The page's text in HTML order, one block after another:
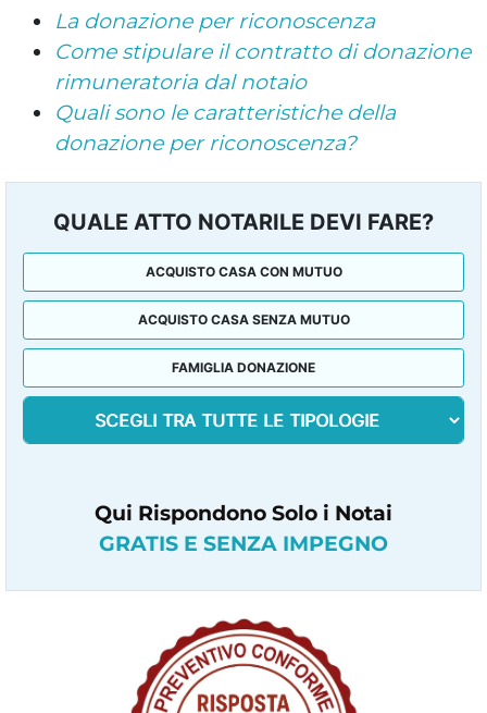
La donazione per riconoscenza
Come stipulare il contratto di donazione
rimuneratoria dal notaio
Quali sono le caratteristiche della
donazione per riconoscenza?
QUALE ATTO NOTARILE DEVI FARE?
ACQUISTO CASA CON MUTUO
ACQUISTO CASA SENZA MUTUO
FAMIGLIA DONAZIONE
Qui Rispondono Solo i Notai
GRATIS E SENZA IMPEGNO